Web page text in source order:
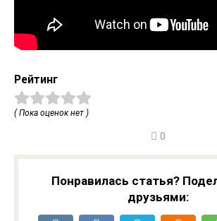
Рейтинг
( Пока оценок нет )
0
Понравилась статья?
друзьями: